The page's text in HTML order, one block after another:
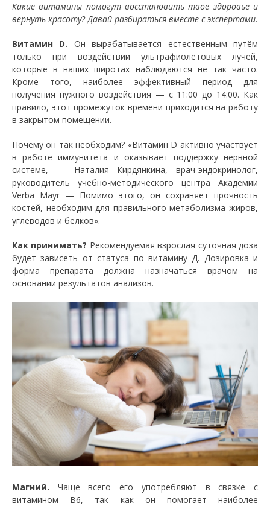
Какие витамины помогут восстановить твое здоровье и
вернуть красоту? Давай разбираться вместе с экспертами.
Витамин D. Он вырабатывается естественным путём
только при воздействии ультрафиолетовых лучей,
которые в наших широтах наблюдаются не так часто.
Кроме того, наиболее эффективный период для
получения нужного воздействия — с 11:00 до 14:00. Как
правило, этот промежуток времени приходится на работу
в закрытом помещении.
Почему он так необходим? «Витамин D активно участвует
в работе иммунитета и оказывает поддержку нервной
системе, — Наталия Кирдянкина, врач-эндокринолог,
руководитель учебно-методического центра Академии
Verba Mayr — Помимо этого, он сохраняет прочность
костей, необходим для правильного метаболизма жиров,
углеводов и белков».
Как принимать? Рекомендуемая взрослая суточная доза
будет зависеть от статуса по витамину Д. Дозировка и
форма препарата должна назначаться врачом на
основании результатов анализов.
Магний. Чаще всего его употребляют в связке с
витамином В6, так как он помогает наиболее